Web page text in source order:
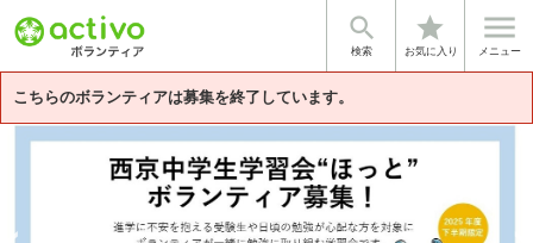

検索
star
お気に入り

メニュー
こちらのボランティアは募集を終了しています。
基本情報 募集詳細 法人情報